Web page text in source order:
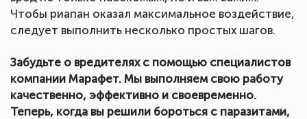
Чтобы риапан оказал максимальное воздействие,
следует выполнить несколько простых шагов.
Забудьте о вредителях с помощью специалистов
компании Марафет. Мы выполняем свою работу
качественно, эффективно и своевременно.
Теперь, когда вы решили бороться с паразитами,